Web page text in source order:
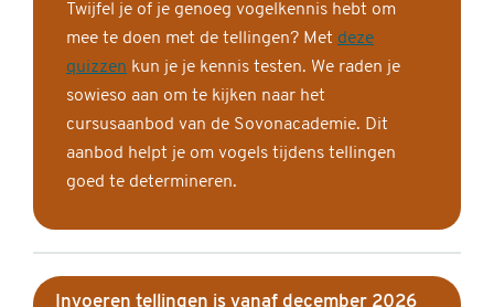
Twijfel je of je genoeg vogelkennis hebt om
mee te doen met de tellingen? Met deze
quizzen kun je je kennis testen. We raden je
sowieso aan om te kijken naar het
cursusaanbod van de Sovonacademie. Dit
aanbod helpt je om vogels tijdens tellingen
goed te determineren.
Invoeren tellingen is vanaf december 2026